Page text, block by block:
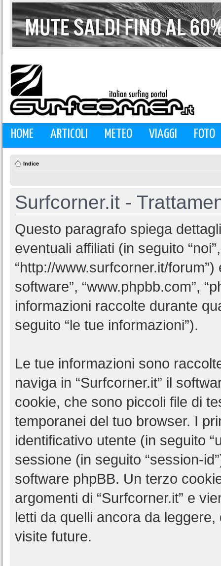
HOME ARTICOLI METEO VIAGGI FOTO
Indice
Surfcorner.it -
Questo paragrafo spiega
eventuali affiliati (in seguito
“http://www.surfcorner.it/forum”)
software”, “www.phpbb.com”,
informazioni raccolte durante
seguito “le tue informazioni”).
Le tue informazioni sono
naviga in “Surfcorner.it” il
cookie, che sono piccoli file di
temporanei del tuo browser. I
identificativo utente (in seguito
sessione (in seguito “session-
software phpBB. Un terzo
argomenti di “Surfcorner.it” e
letti da quelli ancora da
visite future.